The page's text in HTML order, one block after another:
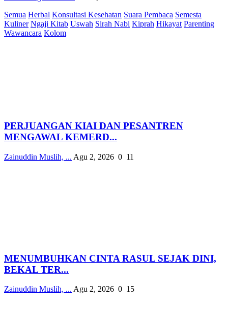
Semua Herbal Konsultasi Kesehatan Suara Pembaca Semesta
Kuliner Ngaji Kitab Uswah Sirah Nabi Kiprah Hikayat Parenting
Wawancara Kolom
PERJUANGAN KIAI DAN PESANTREN
MENGAWAL KEMERD...
Zainuddin Muslih, ... Agu 2, 2026 0 11
MENUMBUHKAN CINTA RASUL SEJAK DINI,
BEKAL TER...
Zainuddin Muslih, ... Agu 2, 2026 0 15